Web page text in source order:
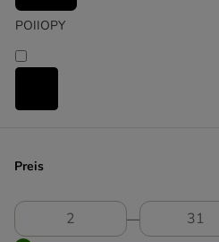
POIIOPY
Preis
―